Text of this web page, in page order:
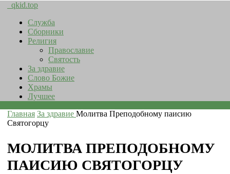
qkid.top
Служба
Сборники
Религия
Православие
Святость
За здравие
Слово Божие
Храмы
Лучшее
Главная За здравие Молитва Преподобному паисию
Святогорцу
МОЛИТВА ПРЕПОДОБНОМУ
ПАИСИЮ СВЯТОГОРЦУ